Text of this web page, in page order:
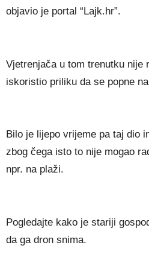
objavio je portal “Lajk.hr”.
Vjetrenjača u tom trenutku nije
iskoristio priliku da se popne
Bilo je lijepo vrijeme pa taj dio
zbog čega isto to nije mogao
npr. na plaži.
Pogledajte kako je stariji
da ga dron snima.